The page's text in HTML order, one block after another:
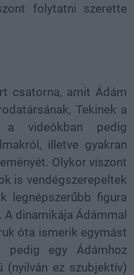
folytatni szerette
csatorna, amit Ádám
Tekinek a
a videókban pedig
illetve gyakran
Olykor viszont
is vendégszerepeltek
legnépszerűbb figura
A dinamikája Ádámmal
óta ismerik egymást
egy Ádámhoz
(nyilván ez szubjektív)